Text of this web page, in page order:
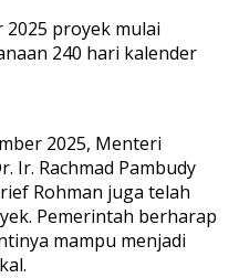
proyek mulai
240 hari kalender
2025, Menteri
Ir. Rachmad Pambudy
Rohman juga telah
Pemerintah berharap
mampu menjadi